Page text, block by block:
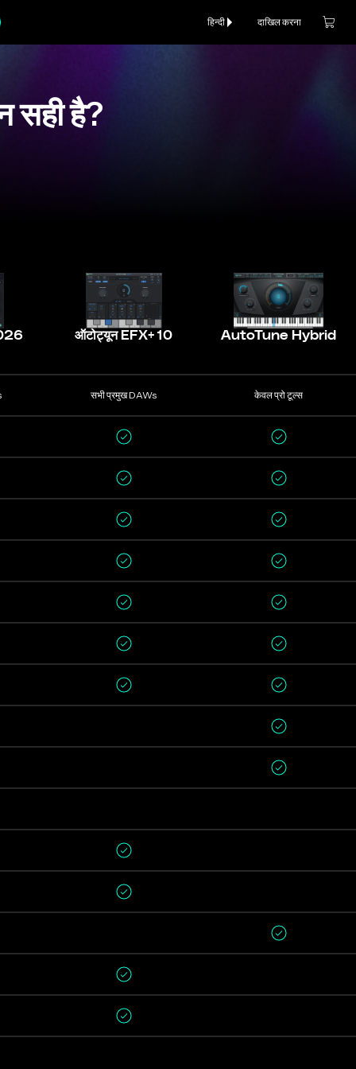
हिन्दी दाखिल करना
सही है?
ऑटोट्यून EFX+ 10
सभी प्रमुख DAWs
AutoTune Hybrid
केवल प्रो टूल्स